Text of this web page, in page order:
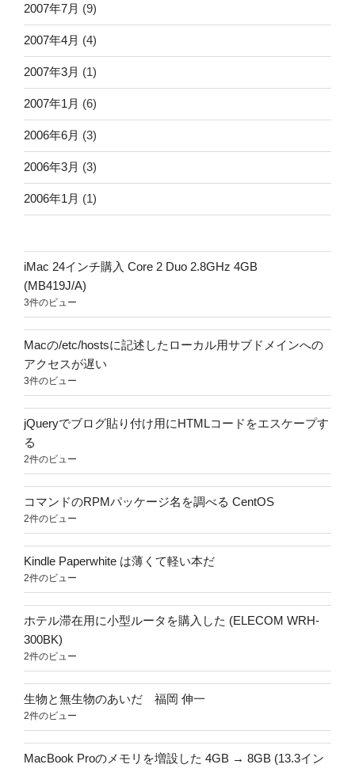
2007年7月 (9)
2007年4月 (4)
2007年3月 (1)
2007年1月 (6)
2006年6月 (3)
2006年3月 (3)
2006年1月 (1)
iMac 24インチ購入 Core 2 Duo 2.8GHz 4GB
(MB419J/A)
3件のビュー
Macの/etc/hostsに記述したローカル用サブドメインへの
アクセスが遅い
3件のビュー
jQueryでブログ貼り付け用にHTMLコードをエスケープす
る
2件のビュー
コマンドのRPMパッケージ名を調べる CentOS
2件のビュー
Kindle Paperwhite は薄くて軽い本だ
2件のビュー
ホテル滞在用に小型ルータを購入した (ELECOM WRH-
300BK)
2件のビュー
生物と無生物のあいだ 福岡 伸一
2件のビュー
MacBook Proのメモリを増設した 4GB → 8GB (13.3イン